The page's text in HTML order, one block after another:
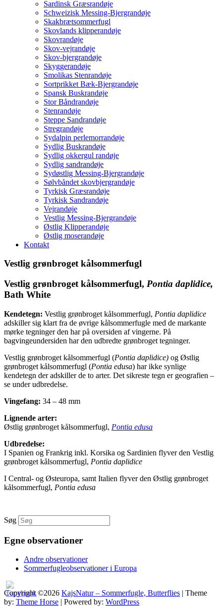
Sardinsk Græsrandøje
Schweizisk Messing-Bjergrandøje
Skakbrætsommerfugl
Skovlands klipperandøje
Skovrandøje
Skov-vejrandøje
Skov-bjergrandøje
Skyggerandøje
Smolikas Stenrandøje
Sortprikket Bæk-Bjergrandøje
Spansk Buskrandøje
Stor Båndrandøje
Stenrandøje
Steppe Sandrandøje
Stregrandøje
Sydalpin perlemorrandøje
Sydlig Buskrandøje
Sydlig okkergul randøje
Sydlig sandrandøje
Sydøstlig Messing-Bjergrandøje
Sølvbåndet skovbjergrandøje
Tyrkisk Græsrandøje
Tyrkisk Sandrandøje
Vejrandøje
Vestlig Messing-Bjergrandøje
Østlig Klipperandøje
Østlig moserandøje
Kontakt
Vestlig grønbroget kålsommerfugl
Vestlig grønbroget kålsommerfugl, Pontia daplidice,
Bath White
Kendetegn: Vestlig grønbroget kålsommerfugl, Pontia daplidice
adskiller sig klart fra de øvrige kålsommerfugle med de markante
mørke tegninger den har på oversiden af vingerne. På
bagvingeundersiden har den udbredte grønbroget tegninger.
Vestlig grønbroget kålsommerfugl (Pontia daplidice) og Østlig
grønbroget kålsommerfugl (Pontia edusa) har ikke synlige
kendetegn der adskiller de to arter. Det sikreste tegn er geografien –
se under udbredelse.
Vingefang: 34 – 48 mm
Lignende arter:
Østlig grønbroget kålsommerfugl, Pontia edusa
Udbredelse:
I Spanien og Frankrig inkl. Korsika og Sardinien flyver den Vestlig
grønbroget kålsommerfugl, Pontia daplidice
I Central- og Østeuropa, samt Italien flyver den Østlig grønbroget
kålsommerfugl, Pontia edusa
Søg
Egne observationer
Andre observationer
Sommerfugleobservationer i Europa
Copyright ©2026 KajsNatur – Sommerfugle, Butterflies | Theme
by: Theme Horse | Powered by: WordPress